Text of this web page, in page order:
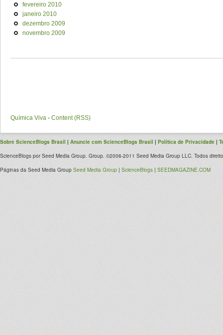
fevereiro 2010
janeiro 2010
dezembro 2009
novembro 2009
Química Viva - Content (RSS)
Sobre ScienceBlogs Brasil | Anuncie com ScienceBlogs Brasil | Política de Privacidade |
ScienceBlogs por Seed Media Group. Group. ©2006-2011 Seed Media Group LLC. Todos
Páginas da Seed Media Group Seed Media Group | ScienceBlogs | SEEDMAGAZINE.COM